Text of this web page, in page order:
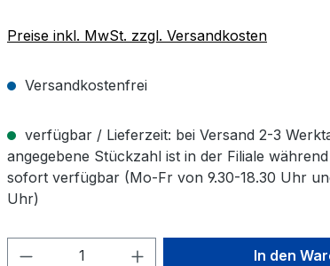
Preise inkl. MwSt. zzgl. Versandkosten
Versandkostenfrei
verfügbar / Lieferzeit: bei Versand 2-3
angegebene Stückzahl ist in der Filiale
sofort verfügbar (Mo-Fr von 9.30-18.30 Uhr
Uhr)
Produkt Anzahl: Gib denIn den